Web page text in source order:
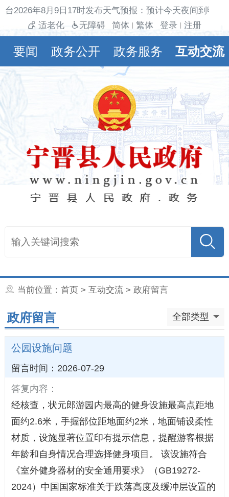
2026年8月9日17时发布天气预报：预计今天夜间到明
适老化
无障碍 简体 繁体 登录 注册
要闻 政务公开 政务服务 互动交流
当前位置： 首页 > 互动交流> 政府留言
政府留言 全部类型
公园设施问题
留言时间：2026-07-29
答复内容：
经核查，状元郎游园内最高的健身设施最高点距地
面约2.6米，手握部位距地面约2米，地面铺设柔性
材质，设施显著位置印有提示信息，提醒游客根据
年龄和自身情况合理选择健身项目。 该设施符合
《室外健身器材的安全通用要求》（GB19272-
2024）中国国家标准关于跌落高度及缓冲层设置的